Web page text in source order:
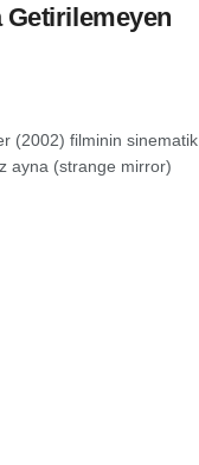
Getirilemeyen
(2002) filminin sinematik
ayna (strange mirror)